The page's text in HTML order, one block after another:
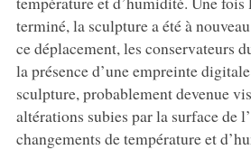
terminé, la sculpture a été à
ce déplacement, les conservateurs
la présence d’une empreinte
sculpture, probablement devenue
altérations subies par la surface de
changements de température et